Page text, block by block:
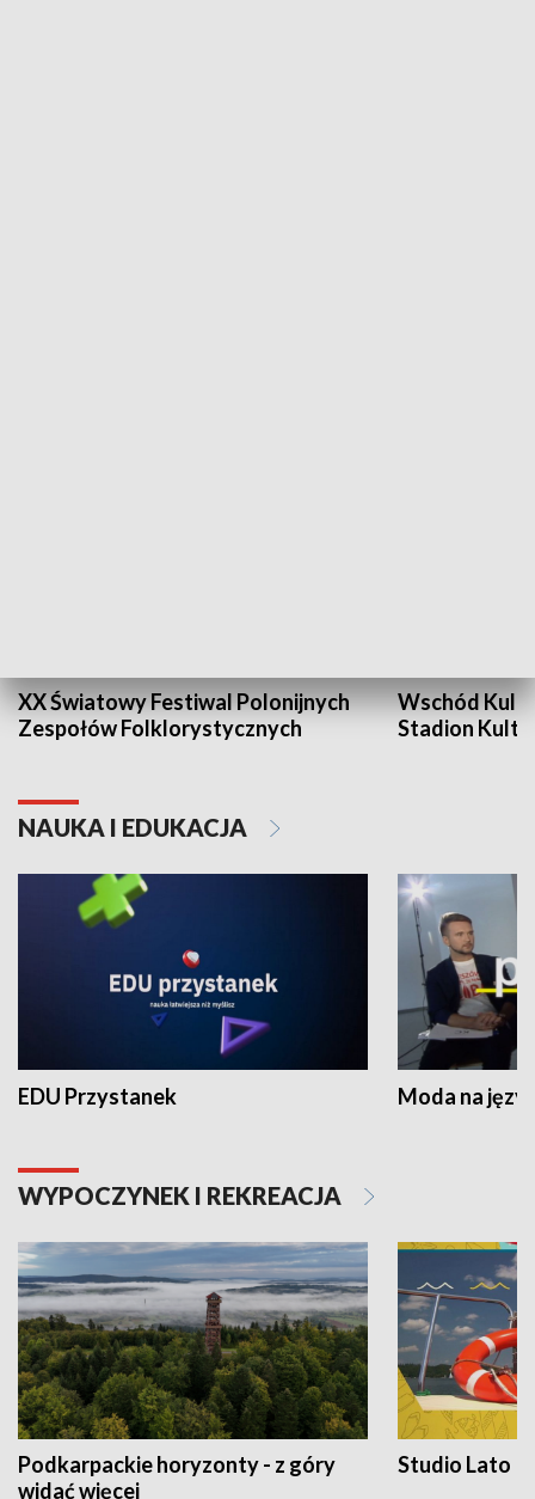
XX Światowy Festiwal Polonijnych
Zespołów Folklorystycznych
Wschód
Stadion
NAUKA I EDUKACJA
EDU Przystanek Moda na
WYPOCZYNEK I REKREACJA
Podkarpackie horyzonty - z góry
widać więcej
Studio Lato